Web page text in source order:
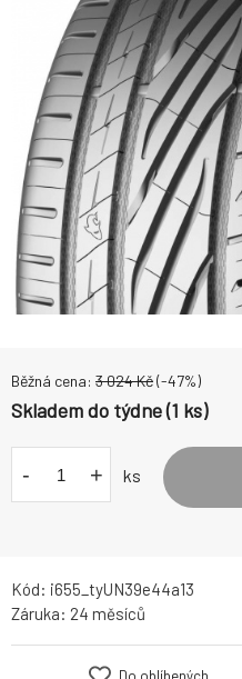
Běžná cena: 3 024Kč(-47%)
Skladem do týdne (1 ks)
- + ks
Kód: i655_tyUN39e44a13
Záruka: 24 měsíců